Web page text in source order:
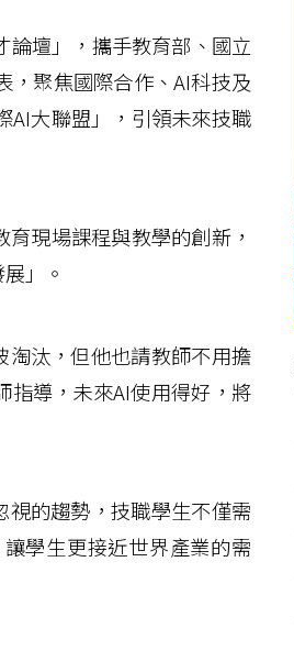
壇」，攜手教育部、國立
，聚焦國際合作、AI科技及
AI大聯盟」，引領未來技職
現場課程與教學的創新，
」。
汰，但他也請教師不用擔
指導，未來AI使用得好，將
的趨勢，技職學生不僅需
學生更接近世界產業的需